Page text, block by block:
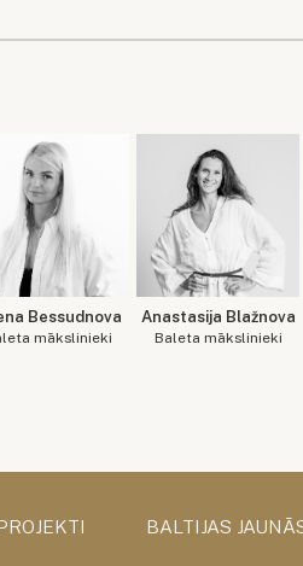
Bessudnova
mākslinieki
Anastasija Blažnova
Baleta mākslinieki
BALTIJAS